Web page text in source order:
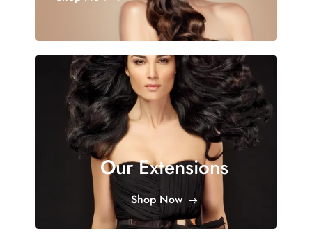
Our Extensions
Shop Now